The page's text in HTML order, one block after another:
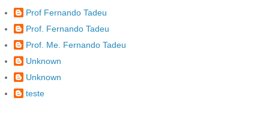
Prof Fernando Tadeu
Prof. Fernando Tadeu
Prof. Me. Fernando Tadeu
Unknown
Unknown
teste